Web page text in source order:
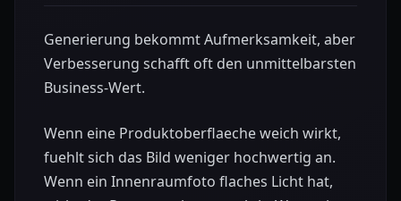
Generierung bekommt Aufmerksamkeit, aber
Verbesserung schafft oft den unmittelbarsten
Business-Wert.
Wenn eine Produktoberflaeche weich wirkt,
fuehlt sich das Bild weniger hochwertig an.
Wenn ein Innenraumfoto flaches Licht hat,